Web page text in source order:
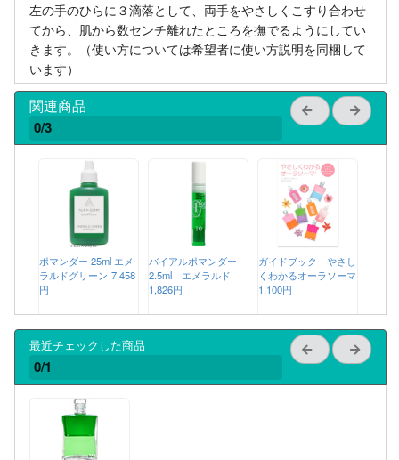
左の手のひらに３滴落として、両手をやさしくこすり合わせ
てから、肌から数センチ離れたところを撫でるようにしてい
きます。（使い方については希望者に使い方説明を同梱して
います）
関連商品
0/3
ポマンダー 25ml エメ
ラルドグリーン 7,458
円
バイアルポマンダー
2.5ml エメラルド
1,826円
ガイドブック やさし
くわかるオーラソーマ
1,100円
最近チェックした商品
0/1